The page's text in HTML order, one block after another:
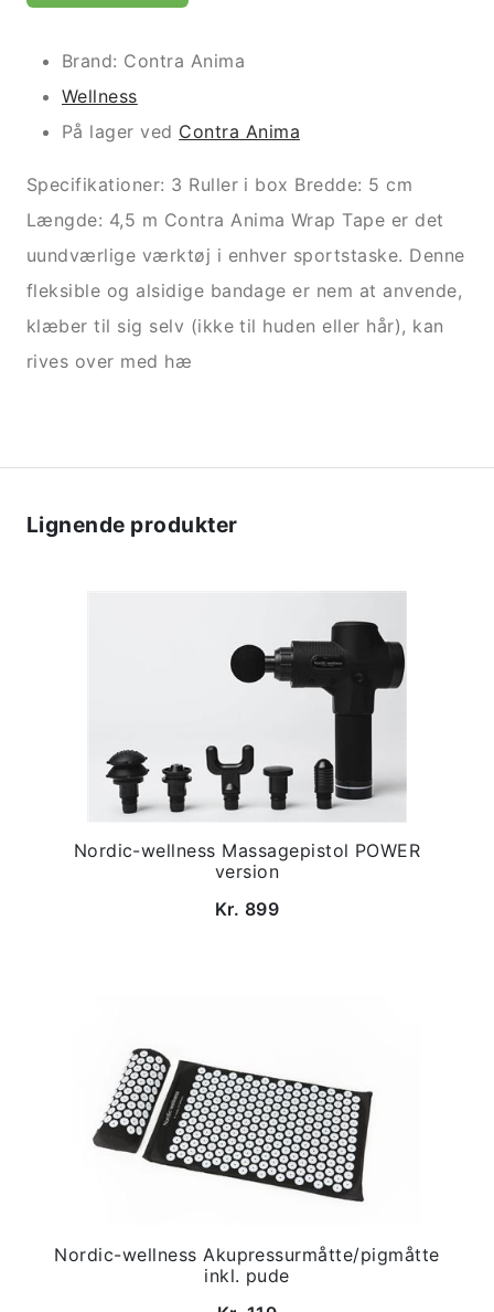
Brand: Contra Anima
Wellness
På lager ved Contra Anima
Specifikationer: 3 Ruller i box Bredde: 5 cm
Længde: 4,5 m Contra Anima Wrap Tape er det
uundværlige værktøj i enhver sportstaske. Denne
fleksible og alsidige bandage er nem at anvende,
klæber til sig selv (ikke til huden eller hår), kan
rives over med hæ
Lignende produkter
Nordic-wellness Massagepistol POWER
version
Kr. 899
Nordic-wellness Akupressurmåtte/pigmåtte
inkl. pude